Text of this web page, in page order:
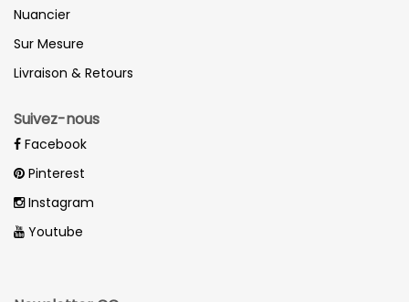
Nuancier
Sur Mesure
Livraison & Retours
Suivez-nous
Facebook
Pinterest
Instagram
Youtube